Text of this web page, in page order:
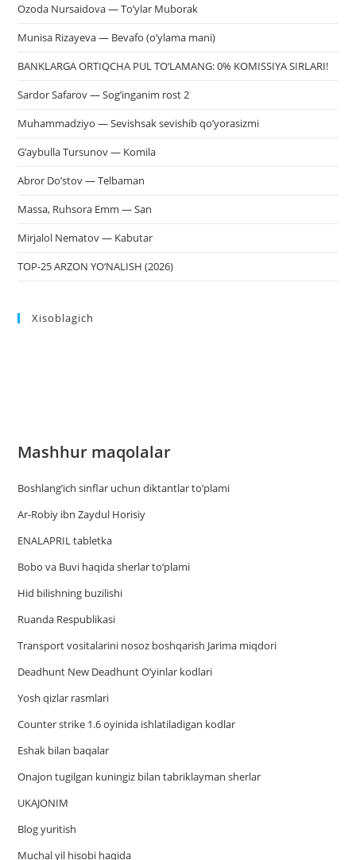
Ozoda Nursaidova — To’ylar Muborak
Munisa Rizayeva — Bevafo (o’ylama mani)
BANKLARGA ORTIQCHA PUL TO‘LAMANG: 0% KOMISSIYA SIRLARI!
Sardor Safarov — Sog’inganim rost 2
Muhammadziyo — Sevishsak sevishib qo’yorasizmi
G’aybulla Tursunov — Komila
Abror Do’stov — Telbaman
Massa, Ruhsora Emm — San
Mirjalol Nematov — Kabutar
TOP-25 ARZON YO‘NALISH (2026)
Xisoblagich
Mashhur maqolalar
Boshlang’ich sinflar uchun diktantlar to’plami
Ar-Robiy ibn Zaydul Horisiy
ENALAPRIL tabletka
Bobo va Buvi haqida sherlar to‘plami
Hid bilishning buzilishi
Ruanda Respublikasi
Trаnsport vositаlаrini nosoz boshqаrish Jаrimа miqdori
Deadhunt New Deadhunt O’yinlar kodlari
Yosh qizlar rasmlari
Counter strike 1.6 oyinida ishlatiladigan kodlar
Eshak bilan baqalar
Onajon tugilgan kuningiz bilan tabriklayman sherlar
UKAJONIM
Blog yuritish
Muchal yil hisobi haqida